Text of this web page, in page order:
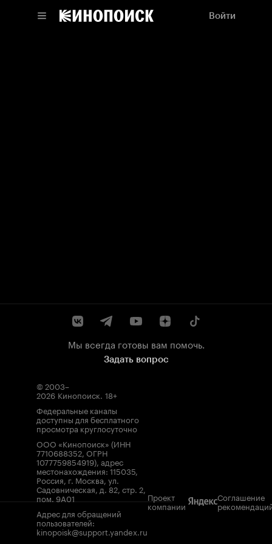
Войти
Мы всегда готовы вам помочь.
Задать вопрос
© 2003–
2026 Кинопоиск. 18+
Федеральные каналы
доступны для бесплатного
просмотра круглосуточно
ООО «Кинопоиск» (ИНН
7710688352, ОГРН
1077759854919), адрес
местонахождения: 115035,
Россия, г. Москва, ул.
Садовническая, д. 82, стр. 2,
пом. 9А01
Адрес для обращений
пользователей:
kinopoisk@support.yandex.ru
Проект
компании
Соглашение